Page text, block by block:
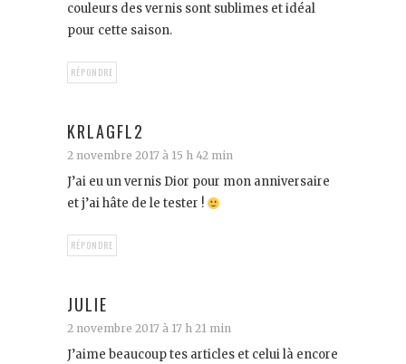
couleurs des vernis sont sublimes et idéal
pour cette saison.
RÉPONDRE
KRLAGFL2
2 novembre 2017 à 15 h 42 min
J’ai eu un vernis Dior pour mon anniversaire
et j’ai hâte de le tester !
RÉPONDRE
JULIE
2 novembre 2017 à 17 h 21 min
J’aime beaucoup tes articles et celui là encore